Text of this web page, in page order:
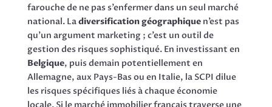
farouche de ne pas s’enfermer dans un seul marché
national. Ladiversification géographiquen’est pas
qu’un argument marketing ; c’est un outil de
gestion des risques sophistiqué. En investissant en
Belgique, puis demain potentiellement en
Allemagne, aux Pays-Bas ou en Italie, la SCPI dilue
les risques spécifiques liés à chaque économie